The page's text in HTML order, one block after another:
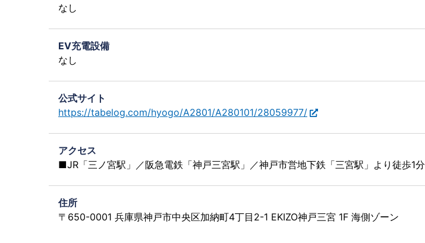
なし
EV充電設備
なし
公式サイト
https://tabelog.com/hyogo/A2801/A280101/28059977/
アクセス
■JR「三ノ宮駅」／阪急電鉄「神戸三宮駅」／神戸市営地下鉄「三宮駅」より徒歩1分
住所
〒650-0001 兵庫県神戸市中央区加納町4丁目2-1 EKIZO神戸三宮 1F 海側ゾーン